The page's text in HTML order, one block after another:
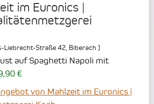
im Euronics |
Liebrecht-Straße 42 Biberach ]
auf Spaghetti Napoli mit
€
von Mahlzeit im Euronics |